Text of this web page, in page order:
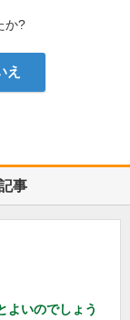
か?
え
事
よいのでしょう